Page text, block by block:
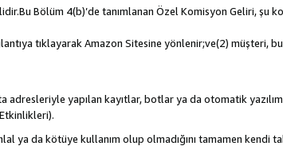
Bölüm 4(b)’de tanımlanan Özel Komisyon Geliri, şu
tıklayarak Amazon Sitesine yönlenir;ve(2) müşteri,
yapılan kayıtlar, botlar ya da otomatik
ya da kötüye kullanım olup olmadığını tamamen kendi